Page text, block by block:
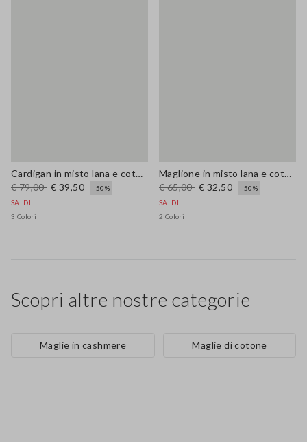
Cardigan in misto lana e cotone azzurro regular fit
€ 79,00 € 39,50
-50%
SALDI
3 Colori
Maglione in misto lana e cotone marrone regular fit
€ 65,00 € 32,50
-50%
SALDI
2 Colori
Scopri altre nostre categorie
Maglie in cashmere Maglie di cotone